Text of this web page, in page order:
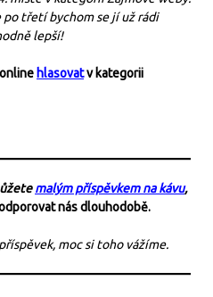
po třetí bychom se jí už rádi
lepší!
hlasovatv kategorii
malým příspěvkem na kávu,
nás dlouhodobě.
moc si toho vážíme.